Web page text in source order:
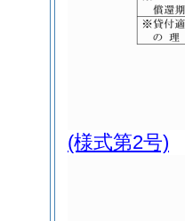
(様式第2号)